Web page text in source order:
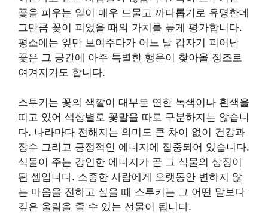
꽃을 피우는 일이 매우 드물고 까다롭기로 유명한데
그만큼 꽃이 피었을 때의 가치를 높게 평가합니다.
평소에는 잎만 보여주다가 어느 날 갑자기 피어난
꽃은 그 공간에 아주 특별한 행운이 찾아올 징조로
여겨지기도 합니다.
스투키는 꽃의 색깔이 대부분 연한 녹색이나 흰색을
띠고 있어 색상별로 꽃말을 따로 구분하지는 않습니
다. 나라마다 전해지는 의미도 큰 차이 없이 건강과
장수 그리고 긍정적인 에너지에 집중되어 있습니다.
식물이 주는 강인한 에너지가 곧 그 식물의 상징이
된 셈입니다. 소중한 사람에게 오랫동안 변하지 않
는 마음을 전하고 싶을 때 스투키는 그 어떤 말보다
깊은 울림을 줄 수 있는 선물이 됩니다.